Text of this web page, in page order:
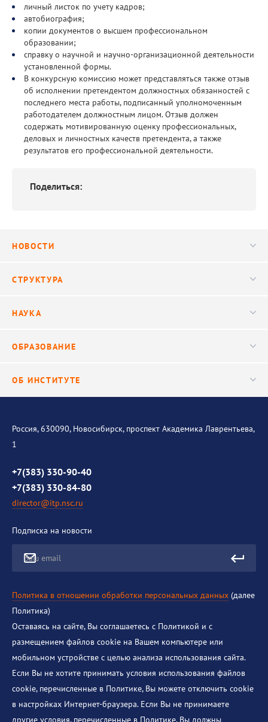
личный листок по учету кадров;
автобиография;
копии документов о высшем профессиональном
образовании;
справку о научной и научно-организационной деятельности
установленной формы.
В конкурсную комиссию может представляться также отзыв
об исполнении претендентом должностных обязанностей с
последнего места работы, подписанный уполномоченным
работодателем должностным лицом. Отзыв должен
содержать мотивированную оценку профессиональных,
деловых и личностных качеств претендента, а также
результатов его профессиональной деятельности.
Поделиться:
НОВОСТИ
Видео
СТРУКТУРА
Научные подразделения
НАУКА
Исследования
ОБРАЗОВАНИЕ
ОБ ИНСТИТУТЕ
История института
Контакты
Противодействие коррупции
Россия, 630090, Новосибирск, проспект Академика Лаврентьева,
1
+7(383) 330-90-40
+7(383) 330-84-80
director@itp.nsc.ru
Подписка на новости
Ваш email
Политика в отношении обработки персональных данных (далее
Политика)
Оставаясь на сайте, Вы соглашаетесь с Политикой и с
размещением файлов cookie на Вашем компьютере или
мобильном устройстве с целью анализа использования сайта.
Если Вы не хотите принимать условия использования файлов
cookie, перечисленные в Политике, Вы можете отключить cookie
в настройках Интернет-браузера. Если Вы не принимаете
другие условия, перечисленные в Политике, Вы должны